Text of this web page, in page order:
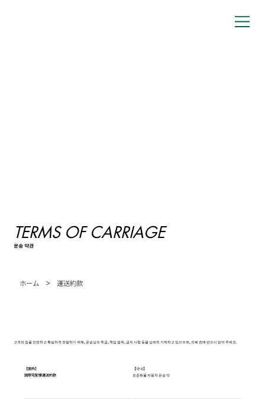
TERMS OF CARRIAGE
운송 약관
ホーム > 運送約款
고객의 짐을 안전하고 확실하게 전달하기 위해, 운송상의 취급, 책임 범위, 금지 사항 등을 상세히 기재하고 있으므로, 의뢰 전에 반드시 읽어 주세요.
【国外】
国際宅配便運送約款
【국내】
표준화물 자동차 운송 약